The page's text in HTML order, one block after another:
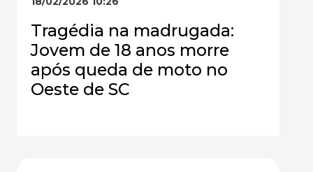
Tragédia na madrugada:
Jovem de 18 anos morre
após queda de moto no
Oeste de SC